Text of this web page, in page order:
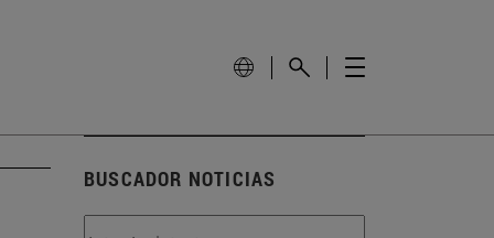
BUSCADOR NOTICIAS